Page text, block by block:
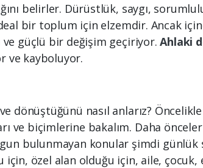
belirler. Dürüstlük, saygı,
bir toplum için elzemdir. Ancak
güçlü bir değişim geçiriyor.Ahlaki
ve kayboluyor.
dönüştüğünü nasıl anlarız?
ve biçimlerine bakalım. Daha
bulunmayan konular şimdi günlük
için, özel alan olduğu için, aile, çocuk,